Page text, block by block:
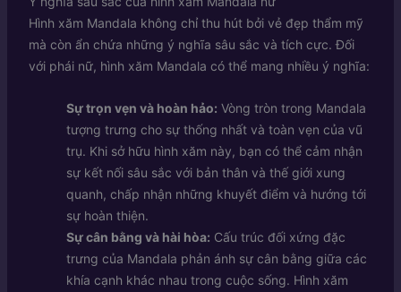
Hình xăm Mandala không chỉ thu hút bởi vẻ đẹp thẩm mỹ
mà còn ẩn chứa những ý nghĩa sâu sắc và tích cực. Đối
với phái nữ, hình xăm Mandala có thể mang nhiều ý nghĩa:
Sự trọn vẹn và hoàn hảo: Vòng tròn trong Mandala
tượng trưng cho sự thống nhất và toàn vẹn của vũ
trụ. Khi sở hữu hình xăm này, bạn có thể cảm nhận
sự kết nối sâu sắc với bản thân và thế giới xung
quanh, chấp nhận những khuyết điểm và hướng tới
sự hoàn thiện.
Sự cân bằng và hài hòa: Cấu trúc đối xứng đặc
trưng của Mandala phản ánh sự cân bằng giữa các
khía cạnh khác nhau trong cuộc sống. Hình xăm